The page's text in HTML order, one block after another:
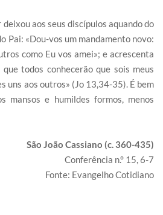
deixou aos seus discípulos aquando do
Pai: «Dou-vos um mandamento novo:
como Eu vos amei»; e acrescenta
todos conhecerão que sois meus
uns aos outros» (Jo 13,34-35). É bem
mansos e humildes formos, menos
São João Cassiano (c. 360-435)
Conferência n.° 15, 6-7
Fonte: Evangelho Cotidiano